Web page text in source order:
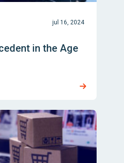
jul 16, 2024
in the Age